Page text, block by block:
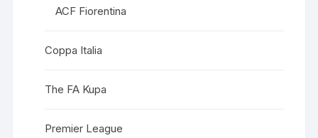
ACF Fiorentina
Coppa Italia
The FA Kupa
Premier League